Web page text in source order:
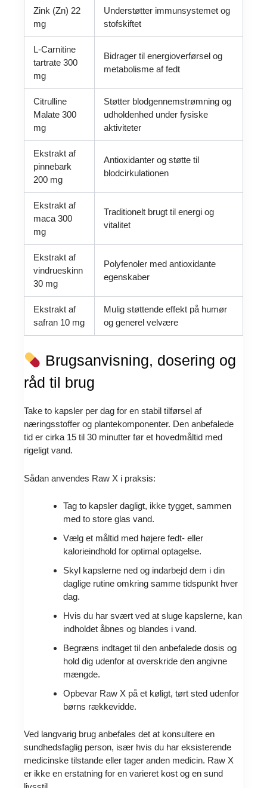
Zink (Zn) 22
mg
Understøtter immunsystemet og
stofskiftet
L-Carnitine
tartrate 300
mg
Bidrager til energioverførsel og
metabolisme af fedt
Citrulline
Malate 300
mg
Støtter blodgennemstrømning og
udholdenhed under fysiske
aktiviteter
Ekstrakt af
pinnebark
200 mg
Antioxidanter og støtte til
blodcirkulationen
Ekstrakt af
maca 300
mg
Traditionelt brugt til energi og
vitalitet
Ekstrakt af
vindrueskinn
30 mg
Polyfenoler med antioxidante
egenskaber
Ekstrakt af
safran 10 mg
Mulig støttende effekt på humør
og generel velvære
Brugsanvisning, dosering og
råd til brug
Take to kapsler per dag for en stabil tilførsel af
næringsstoffer og plantekomponenter. Den anbefalede
tid er cirka 15 til 30 minutter før et hovedmåltid med
rigeligt vand.
Sådan anvendes Raw X i praksis:
Tag to kapsler dagligt, ikke tygget, sammen
med to store glas vand.
Vælg et måltid med højere fedt- eller
kalorieindhold for optimal optagelse.
Skyl kapslerne ned og indarbejd dem i din
daglige rutine omkring samme tidspunkt hver
dag.
Hvis du har svært ved at sluge kapslerne, kan
indholdet åbnes og blandes i vand.
Begræns indtaget til den anbefalede dosis og
hold dig udenfor at overskride den angivne
mængde.
Opbevar Raw X på et køligt, tørt sted udenfor
børns rækkevidde.
Ved langvarig brug anbefales det at konsultere en
sundhedsfaglig person, især hvis du har eksisterende
medicinske tilstande eller tager anden medicin. Raw X
er ikke en erstatning for en varieret kost og en sund